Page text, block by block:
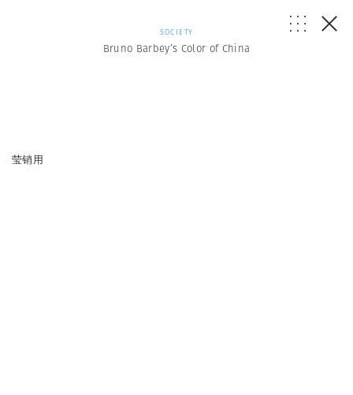
SOCIETY
Bruno Barbey’s Color of China
莹销用